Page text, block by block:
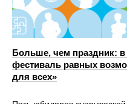
Больше, чем праздник: в
фестиваль равных
для всех»